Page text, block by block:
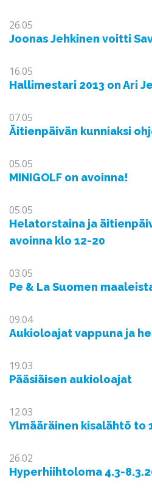
26.05
Joonas Jehkinen voitti
16.05
Hallimestari 2013 on Ari
07.05
Äitienpäivän kunniaksi
05.05
MINIGOLF on avoinna!
05.05
Helatorstaina ja
avoinna klo 12-20
03.05
Pe & La Suomen
09.04
Aukioloajat vappuna ja
19.03
Pääsiäisen aukioloajat
12.03
Ylmääräinen kisalähtö to
26.02
Hyperhiihtoloma 4.3-